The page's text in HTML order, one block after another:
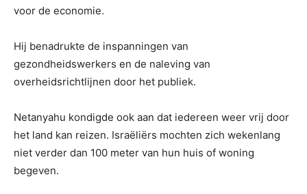
voor de economie.
Hij benadrukte de inspanningen van
gezondheidswerkers en de naleving van
overheidsrichtlijnen door het publiek.
Netanyahu kondigde ook aan dat iedereen weer vrij door
het land kan reizen. Israëliërs mochten zich wekenlang
niet verder dan 100 meter van hun huis of woning
begeven.